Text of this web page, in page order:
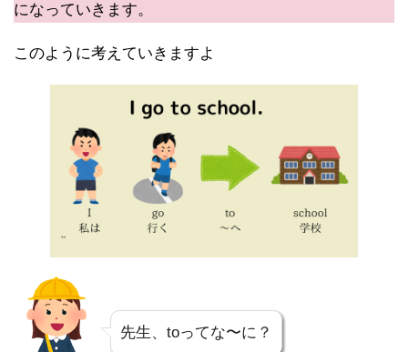
になっていきます。
このように考えていきますよ
先生、toってな〜に？